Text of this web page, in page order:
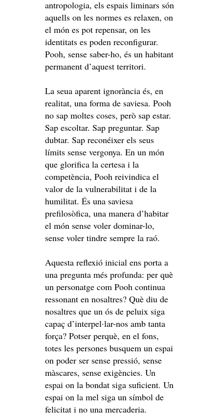
antropologia, els espais liminars són
aquells on les normes es relaxen, on
el món es pot repensar, on les
identitats es poden reconfigurar.
Pooh, sense saber-ho, és un habitant
permanent d’aquest territori.
La seua aparent ignorància és, en
realitat, una forma de saviesa. Pooh
no sap moltes coses, però sap estar.
Sap escoltar. Sap preguntar. Sap
dubtar. Sap reconéixer els seus
límits sense vergonya. En un món
que glorifica la certesa i la
competència, Pooh reivindica el
valor de la vulnerabilitat i de la
humilitat. És una saviesa
prefilosòfica, una manera d’habitar
el món sense voler dominar-lo,
sense voler tindre sempre la raó.
Aquesta reflexió inicial ens porta a
una pregunta més profunda: per què
un personatge com Pooh continua
ressonant en nosaltres? Què diu de
nosaltres que un ós de peluix siga
capaç d’interpel·lar-nos amb tanta
força? Potser perquè, en el fons,
totes les persones busquem un espai
on poder ser sense pressió, sense
màscares, sense exigències. Un
espai on la bondat siga suficient. Un
espai on la mel siga un símbol de
felicitat i no una mercaderia.